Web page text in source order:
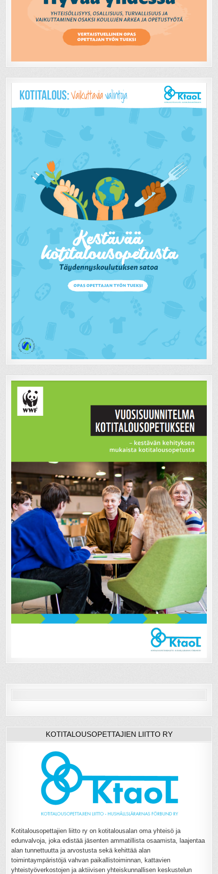
KOTITALOUSOPETTAJIEN LIITTO RY
Kotitalousopettajien liitto ry on kotitalousalan oma yhteisö ja
edunvalvoja, joka edistää jäsenten ammatillista osaamista, laajentaa
alan tunnettuutta ja arvostusta sekä kehittää alan
toimintaympäristöjä vahvan paikallistoiminnan, kattavien
yhteistyöverkostojen ja aktiivisen yhteiskunnallisen keskustelun